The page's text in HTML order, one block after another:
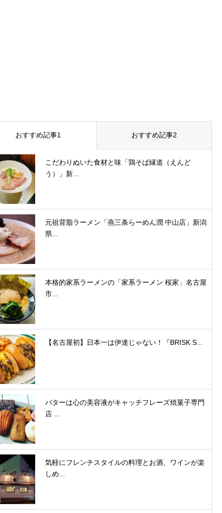
おすすめ記事1 おすすめ記事2
こだわりぬいた食材と味「鶏そば縁道（えんど
う）」新...
元祖背脂ラーメン「燕三条らーめん潤 中山店」新潟
県...
本格的家系ラーメンの「家系ラーメン 桜家」名古屋
市...
【名古屋初】日本一は伊達じゃない！『BRISK S...
バターは心の美容液がキャッチフレーズ焼菓子専門
店 ...
気軽にフレンチスタイルの料理とお酒、ワインが楽
しめ...